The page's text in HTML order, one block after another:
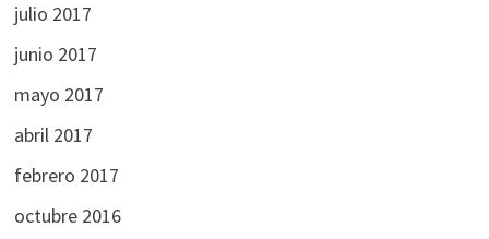
julio 2017
junio 2017
mayo 2017
abril 2017
febrero 2017
octubre 2016